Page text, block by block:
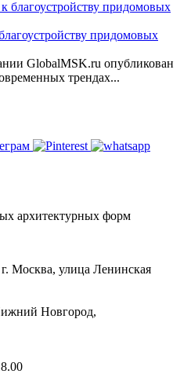
придомовых
GlobalMSK.ru опубликован
трендах...
архитектурных форм
Москва, улица Ленинская
Новгород,